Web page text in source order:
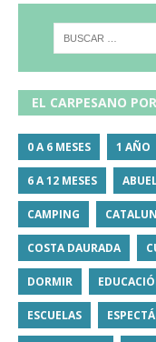
EL CARPESANO
0 A 6 MESES 1 AÑO
6 A 12 MESES
CAMPING
COSTA DAURADA
DORMIR
ESCUELAS